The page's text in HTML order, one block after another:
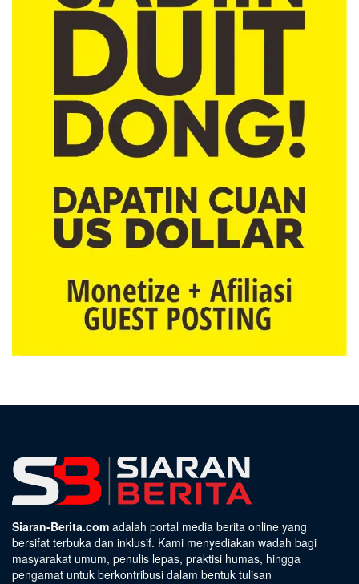
Siaran-Berita.com adalah portal media berita online yang
bersifat terbuka dan inklusif. Kami menyediakan wadah bagi
masyarakat umum, penulis lepas, praktisi humas, hingga
pengamat untuk berkontribusi dalam bentuk tulisan